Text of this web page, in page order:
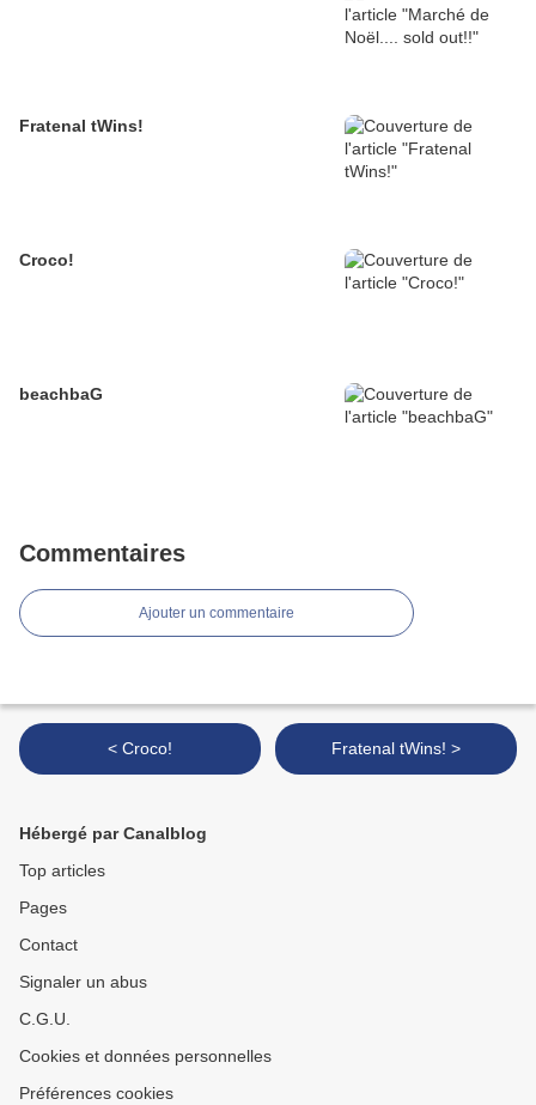
Fratenal tWins!
Croco!
beachbaG
Commentaires
Ajouter un commentaire
< Croco! Fratenal tWins! >
Hébergé par Canalblog
Top articles
Pages
Contact
Signaler un abus
C.G.U.
Cookies et données personnelles
Préférences cookies